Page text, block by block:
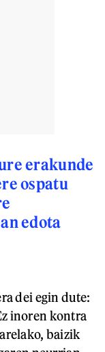
erakunde
ospatu
edota
dei egin dute:
inoren kontra
baizik